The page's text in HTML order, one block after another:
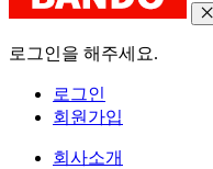
로그인을 해주세요.
로그인
회원가입
회사소개